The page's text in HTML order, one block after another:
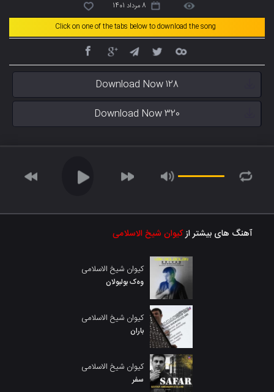
8 مرداد 1401
Click on one of the tabs below to download the song
Download Now 128
Download Now 320
آهنگ های بیشتر ازکیوان شیخ الاسلامی
کیوان شیخ الاسلامی
وەک بولبولان
کیوان شیخ الاسلامی
باران
کیوان شیخ الاسلامی
سفر